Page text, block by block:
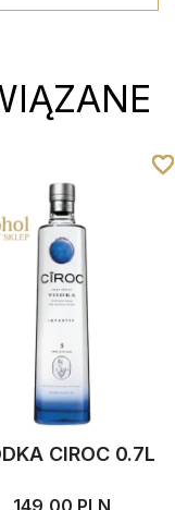
CIROC 0.7L
favorite_border
favorite_border
favorite_border
favorite_border